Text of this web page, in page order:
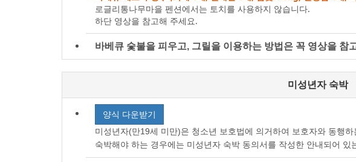
로글리통나무마을 펜션에서는 토치를 사용하지 않습니다.
하단 영상을 참고해 주세요.
바베큐 숯불을 피우고, 그릴을 이용하는 방법은 꼭 영상을 참
미성년자 숙박
양식 다운받기
미성년자(만19세 미만)은 청소년 보호법에 의거하여 보호자와 동행
숙박해야 하는 경우에는 미성년자 숙박 동의서를 작성한 안내되어 있